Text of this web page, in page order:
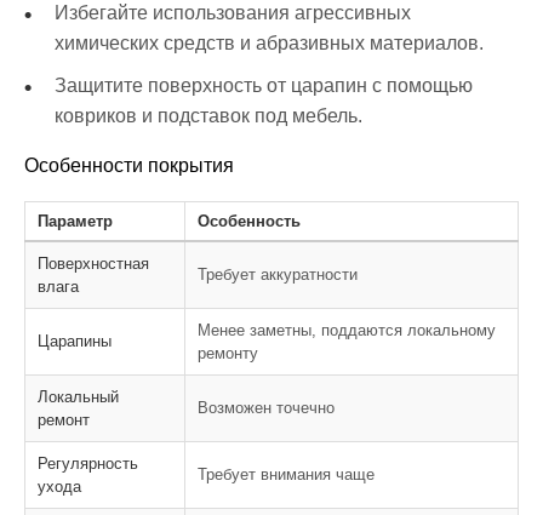
Избегайте использования агрессивных
химических средств и абразивных материалов.
Защитите поверхность от царапин с помощью
ковриков и подставок под мебель.
Особенности покрытия
Параметр Особенность
Поверхностная
влага
Требует аккуратности
Царапины
Менее заметны, поддаются локальному
ремонту
Локальный
ремонт
Возможен точечно
Регулярность
ухода
Требует внимания чаще